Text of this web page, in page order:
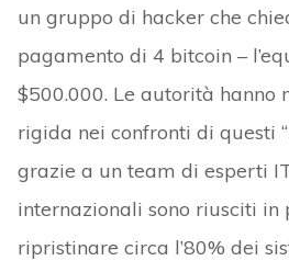
un gruppo di hacker che
pagamento di 4 bitcoin –
$500.000. Le autorità hanno
rigida nei confronti di questi
grazie a un team di esperti
internazionali sono riusciti in
ripristinare circa l’80% dei